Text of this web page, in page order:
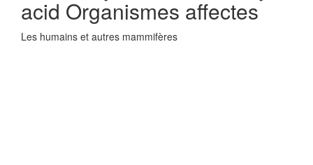
acid Organismes affectes
Les humains et autres mammifères